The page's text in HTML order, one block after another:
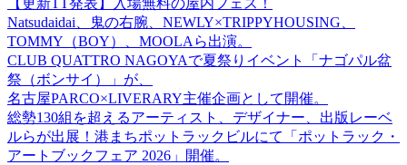
【更新TT発表】入場無料の屋内フェス！
Natsudaidai、鬼の右腕、NEWLY×TRIPPYHOUSING、
TOMMY（BOY）、MOOLAら出演。
CLUB QUATTRO NAGOYAで夏祭りイベント「ナゴパル盆
祭（ボンサイ）」が、
名古屋PARCO×LIVERARY主催企画として開催。
総勢130組を超えるアーティスト、デザイナー、出版レーベ
ルらが出展！港まちポットラックビルにて「ポットラック・
アートブックフェア 2026」開催。